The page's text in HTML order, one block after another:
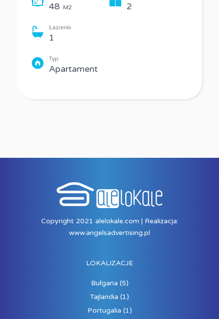
48 M2 2
Łazienki
1
Typ
Apartament
Copyright 2021 alelokale.com | Realizacja:
www.angelsadvertising.pl
LOKALIZACJE
Bułgaria (5)
Tajlandia (1)
Portugalia (1)